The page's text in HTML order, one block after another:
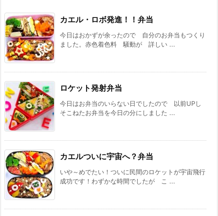
カエル・ロボ発進！！弁当
今日はおかずが余ったので 自分のお弁当もつくり
ました。赤色着色料 騒動が 詳しい ...
ロケット発射弁当
今日はお弁当のいらない日でしたので 以前UPし
そこねたお弁当を今日の分にしました ...
カエルついに宇宙へ？弁当
いや～めでたい！ついに民間のロケットが宇宙飛行
成功です！わずかな時間でしたが こ ...